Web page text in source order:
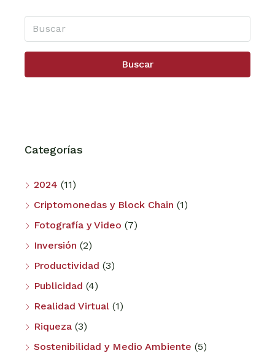
Buscar
Categorías
2024 (11)
Criptomonedas y Block Chain (1)
Fotografía y Video (7)
Inversión (2)
Productividad (3)
Publicidad (4)
Realidad Virtual (1)
Riqueza (3)
Sostenibilidad y Medio Ambiente (5)